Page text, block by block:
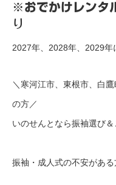
※ おでかけレンタ
り
2027年、2028年、2029
＼寒河江市、東根市、白
の方／
いのせんとなら振袖選び
振袖・成人式の不安があ